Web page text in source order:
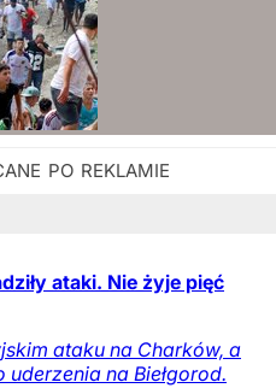
ataki. Nie żyje pięć
ataku na Charków, a
na Biełgorod.